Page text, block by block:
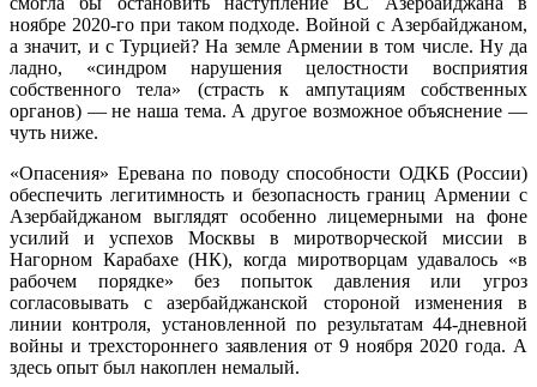
ноябре 2020-го при таком подходе. Войной с Азербайджаном,
а значит, и с Турцией? На земле Армении в том числе. Ну да
ладно, «синдром нарушения целостности восприятия
собственного тела» (страсть к ампутациям собственных
органов) — не наша тема. А другое возможное объяснение —
чуть ниже.
«Опасения» Еревана по поводу способности ОДКБ (России)
обеспечить легитимность и безопасность границ Армении с
Азербайджаном выглядят особенно лицемерными на фоне
усилий и успехов Москвы в миротворческой миссии в
Нагорном Карабахе (НК), когда миротворцам удавалось «в
рабочем порядке» без попыток давления или угроз
согласовывать с азербайджанской стороной изменения в
линии контроля, установленной по результатам 44-дневной
войны и трехстороннего заявления от 9 ноября 2020 года. А
здесь опыт был накоплен немалый.